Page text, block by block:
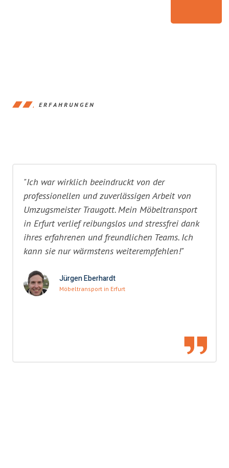
ERFAHRUNGEN
"Ich war wirklich beeindruckt von der
professionellen und zuverlässigen Arbeit von
Umzugsmeister Traugott. Mein Möbeltransport
in Erfurt verlief reibungslos und stressfrei dank
ihres erfahrenen und freundlichen Teams. Ich
kann sie nur wärmstens weiterempfehlen!"
Jürgen Eberhardt
Möbeltransport in Erfurt